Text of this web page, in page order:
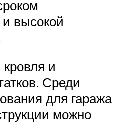
и высокой
и
Среди
для гаража
можно